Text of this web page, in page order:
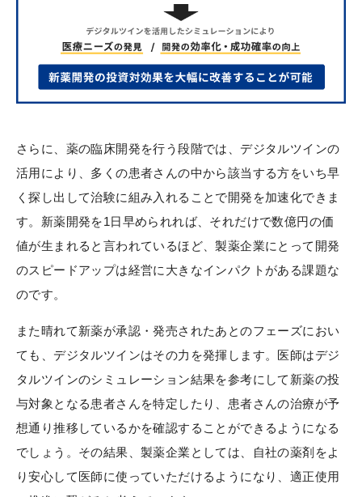
さらに、薬の臨床開発を行う段階では、デジタルツインの
活用により、多くの患者さんの中から該当する方をいち早
く探し出して治験に組み入れることで開発を加速化できま
す。新薬開発を1日早められれば、それだけで数億円の価
値が生まれると言われているほど、製薬企業にとって開発
のスピードアップは経営に大きなインパクトがある課題な
のです。
また晴れて新薬が承認・発売されたあとのフェーズにおい
ても、デジタルツインはその力を発揮します。医師はデジ
タルツインのシミュレーション結果を参考にして新薬の投
与対象となる患者さんを特定したり、患者さんの治療が予
想通り推移しているかを確認することができるようになる
でしょう。その結果、製薬企業としては、自社の薬剤をよ
り安心して医師に使っていただけるようになり、適正使用